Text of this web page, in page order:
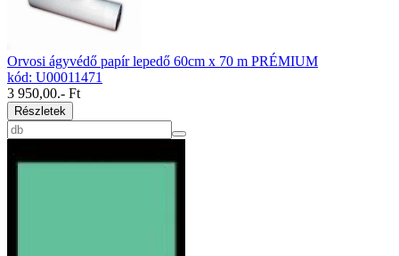
Orvosi ágyvédő papír lepedő 60cm x 70 m PRÉMIUM
kód: U00011471
3 950,00.- Ft
Részletek